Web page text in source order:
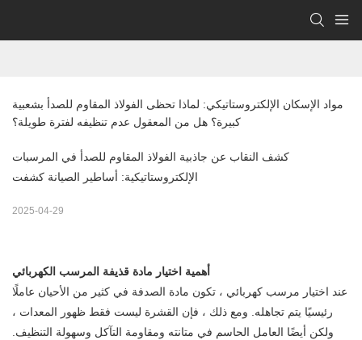
مواد الإسكان الإلكتروستاتيكي: لماذا تحظى الفولاذ المقاوم للصدأ بشعبية
كبيرة؟ هل من المعقول عدم تنظيفه لفترة طويلة؟
كشف النقاب عن جاذبية الفولاذ المقاوم للصدأ في المرسبات
الإلكتروستاتيكية: أساطير الصيانة كشفت
2025-04-29
أهمية اختيار مادة قذيفة المرسب الكهربائي
عند اختيار مرسب كهربائي ، تكون مادة الصدفة في كثير من الأحيان عاملًا
رئيسيًا يتم تجاهله. ومع ذلك ، فإن القشرة ليست فقط ظهور المعدات ،
ولكن أيضًا العامل الحاسم في متانته ومقاومة التآكل وسهولة التنظيف.